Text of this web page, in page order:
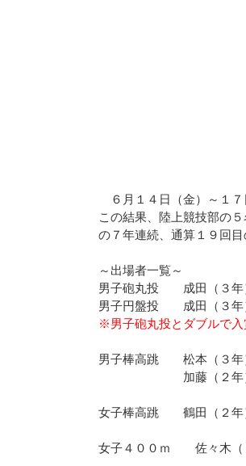
６月１４日（金）～１７
この結果、陸上競技部の
の７年連続、通算１９回目
～出場者一覧～
男子砲丸投 成田（３
男子円盤投 成田（３
※男子砲丸投とダブルで入
男子棒高跳 松本（３
加藤（２年）
女子棒高跳 鶴田（２年
女子４００ｍ 佐々木